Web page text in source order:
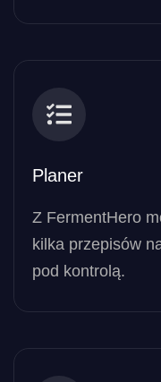
Planer
Z FermentHero
kilka przepisów
pod kontrolą.